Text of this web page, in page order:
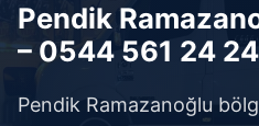
Pendik
– 0544 561 24 24
Pendik Ramazanoğlu